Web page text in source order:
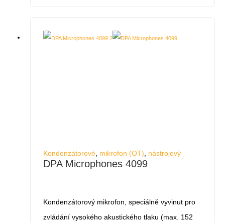
Kondenzátorové mikrofon (OT) nástrojový
DPA Microphones 4099
Kondenzátorový mikrofon, speciálně vyvinut pro
zvládání vysokého akustického tlaku (max. 152